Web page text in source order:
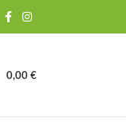
0,00€